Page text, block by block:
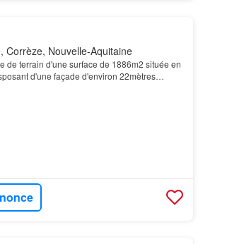
Corrèze, Nouvelle-Aquitaine
de terrain d'une surface de 1886m2 située en
d'une façade d'environ 22mètres
linéaires…